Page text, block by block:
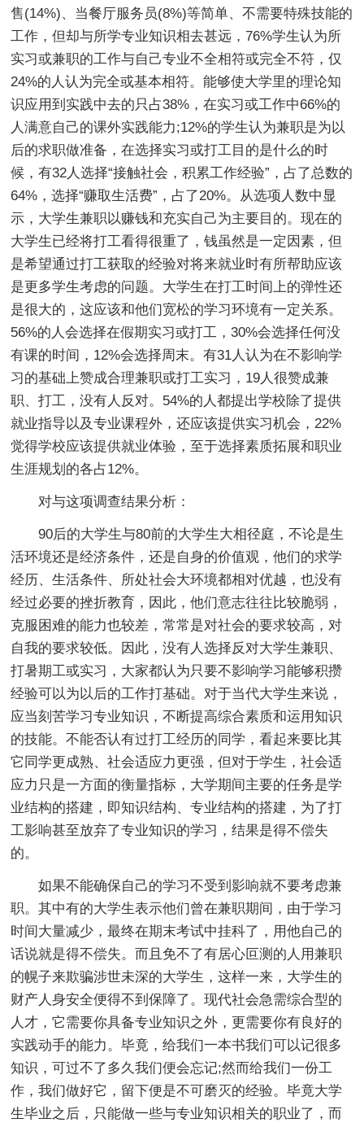
售(14%)、当餐厅服务员(8%)等简单、不需要特殊技能的
工作，但却与所学专业知识相去甚远，76%学生认为所
实习或兼职的工作与自己专业不全相符或完全不符，仅
24%的人认为完全或基本相符。能够使大学里的理论知
识应用到实践中去的只占38%，在实习或工作中66%的
人满意自己的课外实践能力;12%的学生认为兼职是为以
后的求职做准备，在选择实习或打工目的是什么的时
候，有32人选择“接触社会，积累工作经验”，占了总数的
64%，选择“赚取生活费”，占了20%。从选项人数中显
示，大学生兼职以赚钱和充实自己为主要目的。现在的
大学生已经将打工看得很重了，钱虽然是一定因素，但
是希望通过打工获取的经验对将来就业时有所帮助应该
是更多学生考虑的问题。大学生在打工时间上的弹性还
是很大的，这应该和他们宽松的学习环境有一定关系。
56%的人会选择在假期实习或打工，30%会选择任何没
有课的时间，12%会选择周末。有31人认为在不影响学
习的基础上赞成合理兼职或打工实习，19人很赞成兼
职、打工，没有人反对。54%的人都提出学校除了提供
就业指导以及专业课程外，还应该提供实习机会，22%
觉得学校应该提供就业体验，至于选择素质拓展和职业
生涯规划的各占12%。
对与这项调查结果分析：
90后的大学生与80前的大学生大相径庭，不论是生
活环境还是经济条件，还是自身的价值观，他们的求学
经历、生活条件、所处社会大环境都相对优越，也没有
经过必要的挫折教育，因此，他们意志往往比较脆弱，
克服困难的能力也较差，常常是对社会的要求较高，对
自我的要求较低。因此，没有人选择反对大学生兼职、
打暑期工或实习，大家都认为只要不影响学习能够积攒
经验可以为以后的工作打基础。对于当代大学生来说，
应当刻苦学习专业知识，不断提高综合素质和运用知识
的技能。不能否认有过打工经历的同学，看起来要比其
它同学更成熟、社会适应力更强，但对于学生，社会适
应力只是一方面的衡量指标，大学期间主要的任务是学
业结构的搭建，即知识结构、专业结构的搭建，为了打
工影响甚至放弃了专业知识的学习，结果是得不偿失
的。
如果不能确保自己的学习不受到影响就不要考虑兼
职。其中有的大学生表示他们曾在兼职期间，由于学习
时间大量减少，最终在期末考试中挂科了，用他自己的
话说就是得不偿失。而且免不了有居心叵测的人用兼职
的幌子来欺骗涉世未深的大学生，这样一来，大学生的
财产人身安全便得不到保障了。现代社会急需综合型的
人才，它需要你具备专业知识之外，更需要你有良好的
实践动手的能力。毕竟，给我们一本书我们可以记很多
知识，可过不了多久我们便会忘记;然而给我们一份工
作，我们做好它，留下便是不可磨灭的经验。毕竟大学
生毕业之后，只能做一些与专业知识相关的职业了，而